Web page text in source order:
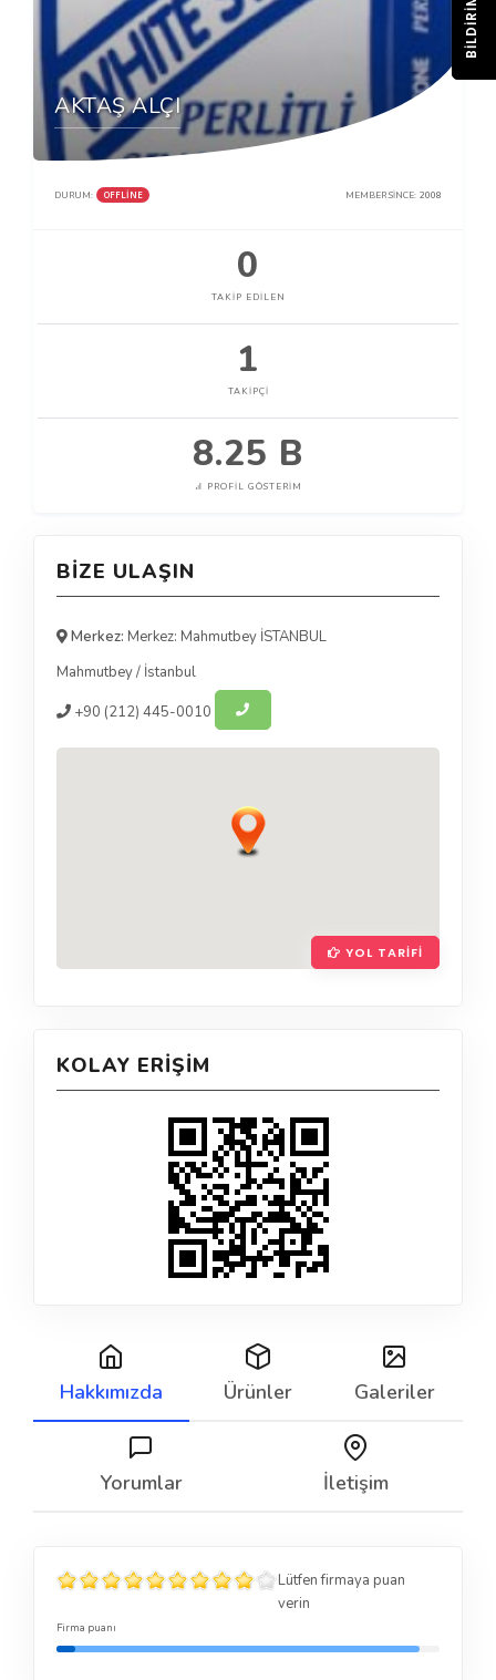
AKTAŞ ALÇI
DURUM: OFFLINE MEMBER SINCE: 2008
0
TAKIP EDILEN
1
TAKIPÇI
8.25 B
PROFIL GÖSTERIM
BIZE ULAŞIN
Merkez: Merkez: Mahmutbey İSTANBUL
Mahmutbey/ İstanbul
+90 (212) 445-0010
YOL TARIFI
KOLAY ERIŞIM
Hakkımızda Ürünler Galeriler
Yorumlar İletişim
Lütfen firmaya puan
verin
Firma puanı
BILDIRIM